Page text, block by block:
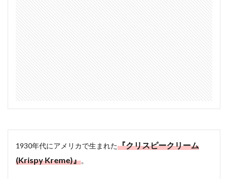
1930年代にアメリカで生まれた『クリスピークリーム
(Krispy Kreme)』。